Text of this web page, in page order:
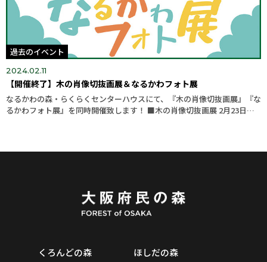
【開催終了】木の肖像切抜画展＆なるかわフォト展
なるかわの森・らくらくセンターハウスにて、『木の肖像切抜画展』『な
るかわフォト展』を同時開催致します！ ■木の肖像切抜画展 2月23日
2024.02.11
過去のイベント
くろんどの森 ほしだの森